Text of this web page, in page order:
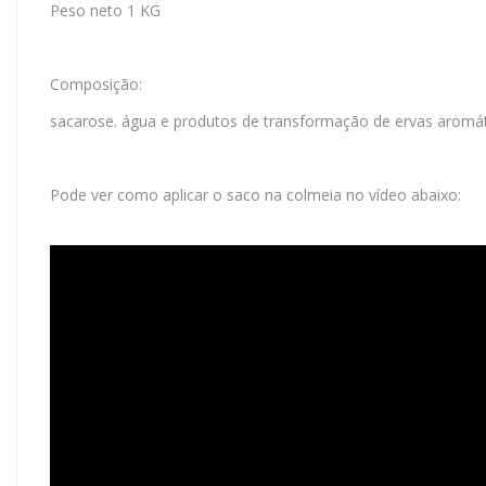
Peso neto 1 KG
Composição:
sacarose. água e produtos de transformação de ervas
Pode ver como aplicar o saco na colmeia no vídeo abaixo: